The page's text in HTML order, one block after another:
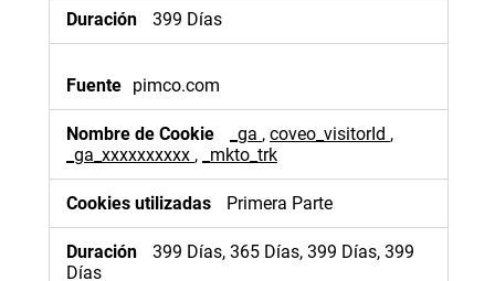
399 Días
pimco.com
_ga , coveo_visitorId ,
_ga_xxxxxxxxxx , _mkto_trk
Primera Parte
399 Días, 365 Días, 399 Días, 399
Días